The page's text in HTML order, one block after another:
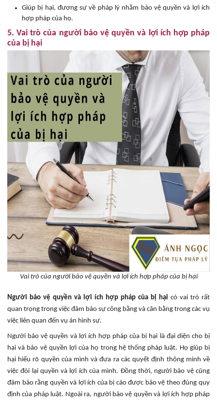
Giúp bị hại, đương sự về pháp lý nhằm bảo vệ quyền và lợi ích
hợp pháp của họ.
5. Vai trò của người bảo vệ quyền và lợi ích hợp pháp
của bị hại
Vai trò của người bảo vệ quyền và lợi ích hợp pháp của bị hại
Người bảo vệ quyền và lợi ích hợp pháp của bị hại có vai trò rất
quan trọng trong việc đảm bảo sự công bằng và cân bằng trong các vụ
việc liên quan đến vụ án hình sự.
Người bảo vệ quyền và lợi ích hợp pháp của bị hại là đại diện cho bị
hại và bảo vệ quyền lợi của họ trong hệ thống pháp luật. Họ giúp bị
hại hiểu rõ quyền của mình và đưa ra các quyết định thông minh về
việc đòi lại quyền và lợi ích của mình. Đồng thời, người bảo vệ cũng
đảm bảo rằng quyền và lợi ích của bị cáo được bảo vệ theo đúng quy
định của pháp luật. Ngoài ra, người bảo vệ quyền và lợi ích hợp pháp